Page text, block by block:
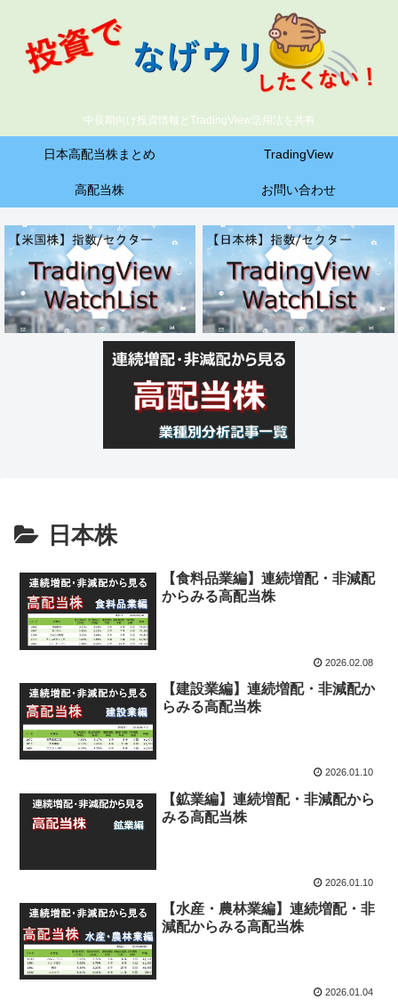
中長期向け投資情報とTradingView活用法を共有
日本高配当株まとめ TradingView
高配当株 お問い合わせ
日本株
【食料品業編】連続増配・非減配
からみる高配当株
2026.02.08
【建設業編】連続増配・非減配か
らみる高配当株
2026.01.10
【鉱業編】連続増配・非減配から
みる高配当株
2026.01.10
【水産・農林業編】連続増配・非
減配からみる高配当株
2026.01.04